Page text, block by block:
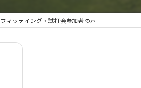
料金表
フィッテイング・試打会参加者の声